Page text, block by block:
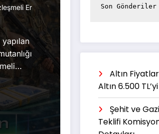
Er
Son Gönderiler
Altın
Altın 6.500
Şehit ve
Teklifi